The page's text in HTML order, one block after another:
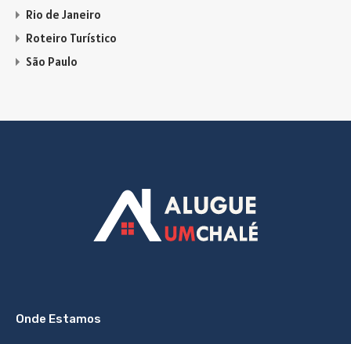
Rio de Janeiro
Roteiro Turístico
São Paulo
Onde Estamos